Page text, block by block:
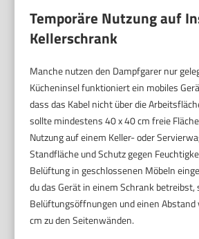
Temporäre Nutzung auf
Kellerschrank
Manche nutzen den Dampfgarer nur
Kücheninsel funktioniert ein mobiles
dass das Kabel nicht über die
sollte mindestens 40 x 40 cm freie
Nutzung auf einem Keller- oder
Standfläche und Schutz gegen
Belüftung in geschlossenen Möbeln
du das Gerät in einem Schrank betreibst,
Belüftungsöffnungen und einen
cm zu den Seitenwänden.